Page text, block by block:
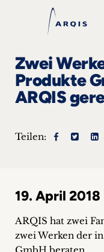
+
Events
+
Zwei
Produkte
ARQIS
Teilen:
19. April 2018
ARQIS hat zwei
zwei Werken der